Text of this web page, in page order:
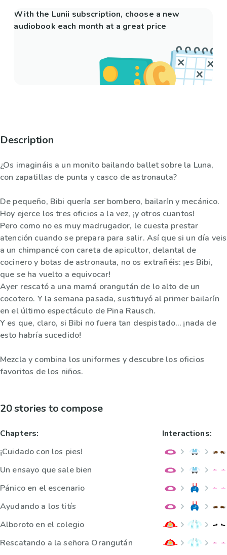
With the Lunii subscription, choose a new
audiobook each month at a great price
Description
¿Os imagináis a un monito bailando ballet sobre la Luna,
con zapatillas de punta y casco de astronauta?
De pequeño, Bibi quería ser bombero, bailarín y mecánico.
Hoy ejerce los tres oficios a la vez, ¡y otros cuantos!
Pero como no es muy madrugador, le cuesta prestar
atención cuando se prepara para salir. Así que si un día veis
a un chimpancé con careta de apicultor, delantal de
cocinero y botas de astronauta, no os extrañéis: ¡es Bibi,
que se ha vuelto a equivocar!
Ayer rescató a una mamá orangután de lo alto de un
cocotero. Y la semana pasada, sustituyó al primer bailarín
en el último espectáculo de Pina Rausch.
Y es que, claro, si Bibi no fuera tan despistado… ¡nada de
esto habría sucedido!
Mezcla y combina los uniformes y descubre los oficios
favoritos de los niños.
20 stories to compose
Chapters:
¡Cuidado con los pies!
Un ensayo que sale bien
Pánico en el escenario
Ayudando a los titís
Alboroto en el colegio
Rescatando a la señora Orangután
Interactions: